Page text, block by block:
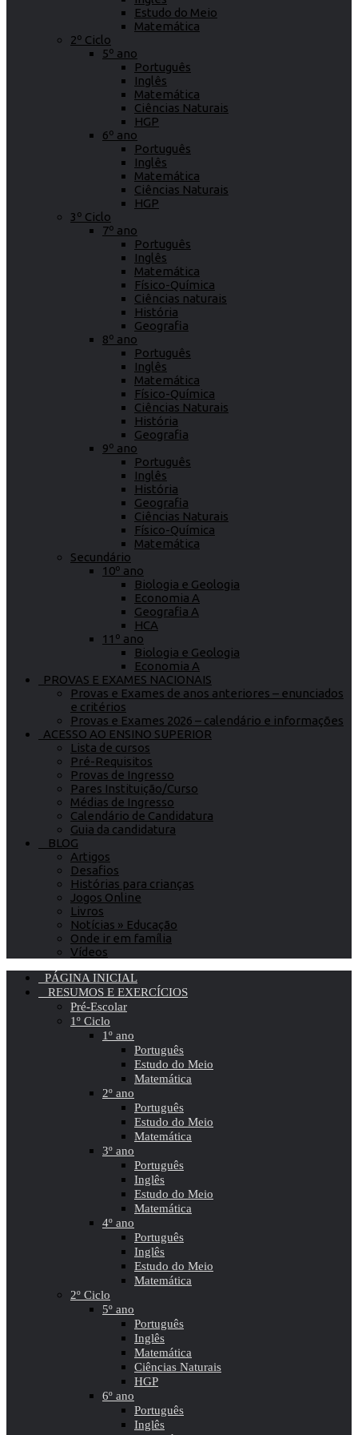
Estudo do Meio
Matemática
2º Ciclo
5º ano
Português
Inglês
Matemática
Ciências Naturais
HGP
6º ano
Português
Inglês
Matemática
Ciências Naturais
HGP
3º Ciclo
7º ano
Português
Inglês
Matemática
Físico-Química
Ciências naturais
História
Geografia
8º ano
Português
Inglês
Matemática
Físico-Química
Ciências Naturais
História
Geografia
9º ano
Português
Inglês
História
Geografia
Ciências Naturais
Físico-Química
Matemática
Secundário
10º ano
Biologia e Geologia
Economia A
Geografia A
HCA
11º ano
Biologia e Geologia
Economia A
PROVAS E EXAMES NACIONAIS
Provas e Exames de anos anteriores – enunciados
e critérios
Provas e Exames 2026 – calendário e informações
ACESSO AO ENSINO SUPERIOR
Lista de cursos
Pré-Requisitos
Provas de Ingresso
Pares Instituição/Curso
Médias de Ingresso
Calendário de Candidatura
Guia da candidatura
BLOG
Artigos
Desafios
Histórias para crianças
Jogos Online
Livros
Notícias » Educação
Onde ir em família
Vídeos
PÁGINA INICIAL
RESUMOS E EXERCÍCIOS
Pré-Escolar
1º Ciclo
1º ano
Português
Estudo do Meio
Matemática
2º ano
Português
Estudo do Meio
Matemática
3º ano
Português
Inglês
Estudo do Meio
Matemática
4º ano
Português
Inglês
Estudo do Meio
Matemática
2º Ciclo
5º ano
Português
Inglês
Matemática
Ciências Naturais
HGP
6º ano
Português
Inglês